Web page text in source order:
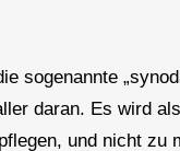
sogenannte
daran. Es wird
und nicht